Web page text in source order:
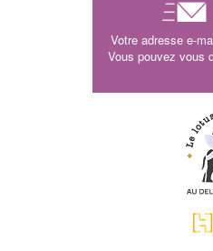
Votre adresse e-
Vous pouvez vous